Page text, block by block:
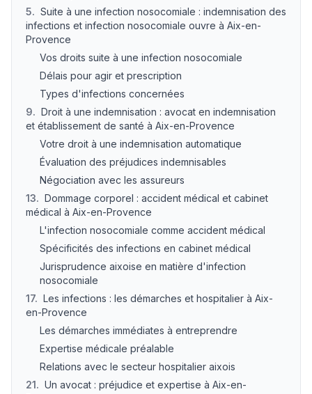
5. Suite à une infection nosocomiale : indemnisation des
infections et infection nosocomiale ouvre à Aix-en-
Provence
Vos droits suite à une infection nosocomiale
Délais pour agir et prescription
Types d'infections concernées
9. Droit à une indemnisation : avocat en indemnisation
et établissement de santé à Aix-en-Provence
Votre droit à une indemnisation automatique
Évaluation des préjudices indemnisables
Négociation avec les assureurs
13. Dommage corporel : accident médical et cabinet
médical à Aix-en-Provence
L'infection nosocomiale comme accident médical
Spécificités des infections en cabinet médical
Jurisprudence aixoise en matière d'infection
nosocomiale
17. Les infections : les démarches et hospitalier à Aix-
en-Provence
Les démarches immédiates à entreprendre
Expertise médicale préalable
Relations avec le secteur hospitalier aixois
21. Un avocat : préjudice et expertise à Aix-en-